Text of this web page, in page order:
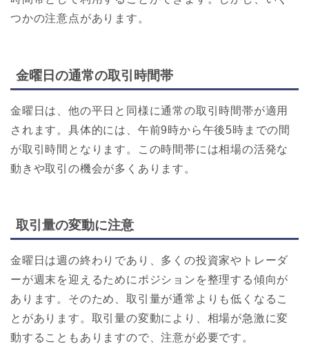
つかの注意点があります。
金曜日の通常の取引時間帯
金曜日は、他の平日と同様に通常の取引時間帯が適用
されます。具体的には、午前9時から午後5時までの間
が取引時間となります。この時間帯には相場の活発な
動きや取引の機会が多くあります。
取引量の変動に注意
金曜日は週の終わりであり、多くの投資家やトレーダ
ーが週末を迎えるためにポジションを整理する傾向が
あります。そのため、取引量が通常よりも低くなるこ
とがあります。取引量の変動により、相場が急激に変
動することもありますので、注意が必要です。